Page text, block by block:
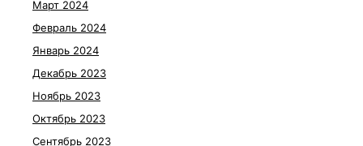
Март 2024
Февраль 2024
Январь 2024
Декабрь 2023
Ноябрь 2023
Октябрь 2023
Сентябрь 2023